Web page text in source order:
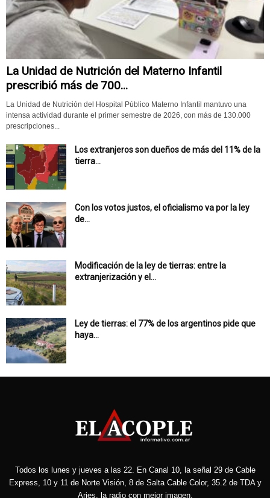
La Unidad de Nutrición del Materno Infantil
prescribió más de 700...
La Unidad de Nutrición del Hospital Público Materno Infantil mantuvo una
intensa actividad durante el primer semestre de 2026, con más de 130.000
prescripciones...
Los extranjeros son dueños de más del 11% de la
tierra...
Con los votos justos, el oficialismo va por la ley
de...
Modificación de la ley de tierras: entre la
extranjerización y el...
Ley de tierras: el 77% de los argentinos pide que
haya...
Todos los lunes y jueves a las 22. En Canal 10, la señal 29 de Cable
Express, 10 y 11 de Norte Visión, 8 de Salta Cable Color, 35.2 de TDA y
Aries, la radio con mejor imagen.